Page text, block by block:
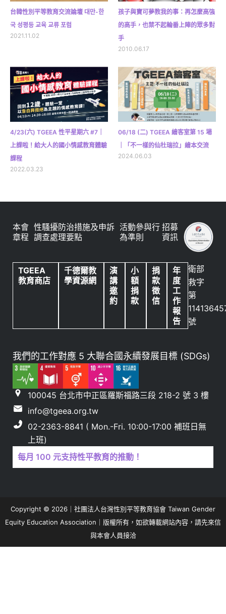
台韓性別平等教育交流論壇 대만-한
국 성평등 교육 교류 포럼
2021.11.02
孩子與寶可夢教我的事：再怎麼高強
的高手，也禁不起輪番上陣的眾多對
手
2010.06.17
4/23(六) TGEEA 性平星期六 #7｜
上課啦！給大人的國小情感教育體驗
課程
2022.03.23
06/18 (二) TGEEA 繪客室第 15 場
｜「不一樣的仙杜瑞拉」繪本交流
2024.06.03
本會
章程
性騷擾防治措施及申訴
調查處理要點
活動參與行
為準則
招募
資訊
TGEEA
教育商店
千德爾教
學資源網
演
講
邀
約
小
額
捐
款
捐
款
徵
信
年
度
工
作
報
告
衛部
救字
第
號
我們的工作對應 5 大聯合國永續發展目標 (SDGs)
100045 台北市中正區羅斯福路三段 218-2 號 3 樓
info@tgeea.org.tw
02-2363-8841 ( Mon.-Fri. 10:00-17:00 補班日無
上班)
每月 100 元支持性平教育的推動！
Copyright © 2026｜社團法人台灣性別平等教育協會 Taiwan Gender
Equity Education Association｜版權所有，如欲轉載網站內容，請先來信
與本會人員接洽